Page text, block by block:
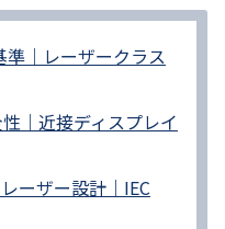
準｜レーザークラス
｜近接ディスプレイ
ーザー設計｜IEC